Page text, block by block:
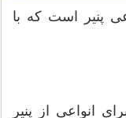
پنیر است که با
انواعی از پنیر